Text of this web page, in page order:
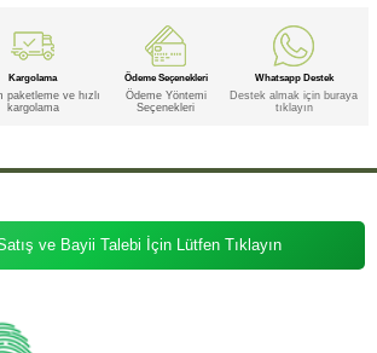
Kargolama
paketleme ve hızlı
kargolama
Ödeme Seçenekleri
Ödeme Yöntemi
Seçenekleri
Whatsapp Destek
Destek almak için buraya
tıklayın
ve Bayii Talebi İçin Lütfen Tıklayın